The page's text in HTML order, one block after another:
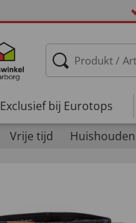
Exclusief bij Eurotops
Vrije tijd